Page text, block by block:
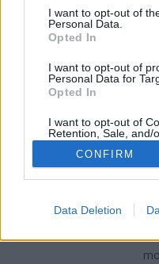
consent section.
I want to opt-out of
Personal Data.
Opted In
I want to opt-out of
Personal Data for
Opted In
I want to opt-out of
Retention, Sale, and/
Personal Data that Is
Purposes for which it
Opted Out
CONFIRM
Data Deletion
kerülő 24. Háztartási
alaposan átgondolt
visszaesett a
kiállítások…